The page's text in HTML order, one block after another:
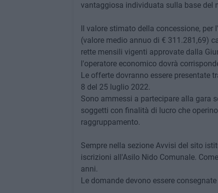
vantaggiosa individuata sulla base del
Il valore stimato della concessione,
(valore medio annuo di € 311.281,69)
rette mensili vigenti approvate dalla
l'operatore economico dovrà
Le offerte dovranno essere presentate
8 del 25 luglio 2022.
Sono ammessi a partecipare alla gara
soggetti con finalità di lucro che
raggruppamento.
Sempre nella sezione Avvisi del sito
iscrizioni all'Asilo Nido Comunale.
anni.
Le domande devono essere